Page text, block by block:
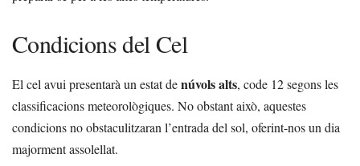
Condicions del Cel
El cel avui presentarà un estat denúvols alts, code 12 segons les
classificacions meteorològiques. No obstant això, aquestes
condicions no obstaculitzaran l’entrada del sol, oferint-nos un dia
majorment assolellat.